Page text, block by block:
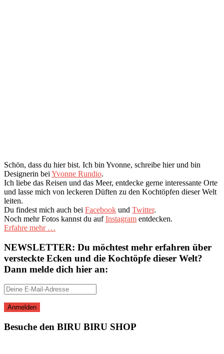
Schön, dass du hier bist. Ich bin Yvonne, schreibe hier und bin
Designerin bei Yvonne Rundio.
Ich liebe das Reisen und das Meer, entdecke gerne interessante Orte
und lasse mich von leckeren Düften zu den Kochtöpfen dieser Welt
leiten.
Du findest mich auch bei Facebook und Twitter.
Noch mehr Fotos kannst du aufInstagram entdecken.
Erfahre mehr …
NEWSLETTER: Du möchtest mehr erfahren über
versteckte Ecken und die Kochtöpfe dieser Welt?
Dann melde dich hier an:
Besuche den BIRU BIRU SHOP